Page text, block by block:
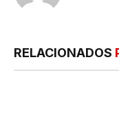
RELACIONADOS